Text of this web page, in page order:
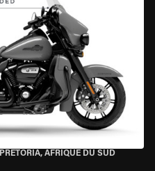
PRETORIA, AFRIQUE DU SUD